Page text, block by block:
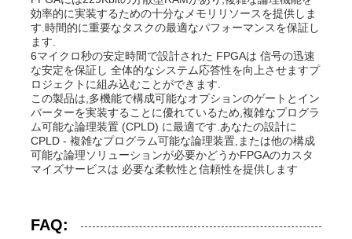
効率的に実装するための十分なメモリリソースを提供しま
す.時間的に重要なタスクの最適なパフォーマンスを保証し
ます.
6マイクロ秒の安定時間で設計された FPGAは 信号の迅速
な安定を保証し 全体的なシステム応答性を向上させますプ
ロジェクトに組み込むことができます.
この製品は,多機能で構成可能なオプションのゲートとイン
バーターを実装することに優れているため,複雑なプログラ
ム可能な論理装置 (CPLD) に最適です.あなたの設計に
CPLD - 複雑なプログラム可能な論理装置,または他の構成
可能な論理ソリューションが必要かどうかFPGAのカスタ
マイズサービスは 必要な柔軟性と信頼性を提供します
FAQ: